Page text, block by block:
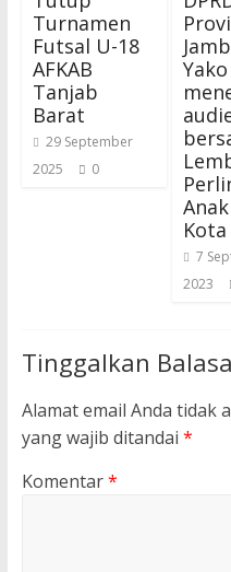
Turnamen
Futsal U-18
AFKAB
Tanjab
Barat
29 September
2025
0
Yako
7
2023
Tinggalkan
Alamat email Anda tidak
yang wajib ditandai *
Komentar*